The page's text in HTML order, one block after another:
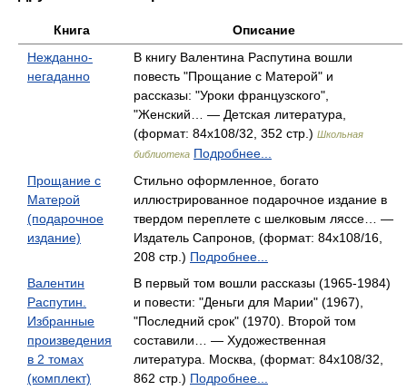
Книга
Описание
Нежданно-
негаданно
В книгу Валентина Распутина вошли
повесть "Прощание с Матерой" и
рассказы: "Уроки французского",
"Женский… — Детская литература,
(формат: 84x108/32, 352 стр.) Школьная
библиотека Подробнее...
Прощание с
Матерой
(подарочное
издание)
Стильно оформленное, богато
иллюстрированное подарочное издание в
твердом переплете с шелковым ляссе… —
Издатель Сапронов, (формат: 84x108/16,
208 стр.) Подробнее...
Валентин
Распутин.
Избранные
произведения
в 2 томах
(комплект)
В первый том вошли рассказы (1965-1984)
и повести: "Деньги для Марии" (1967),
"Последний срок" (1970). Второй том
составили… — Художественная
литература. Москва, (формат: 84x108/32,
862 стр.) Подробнее...